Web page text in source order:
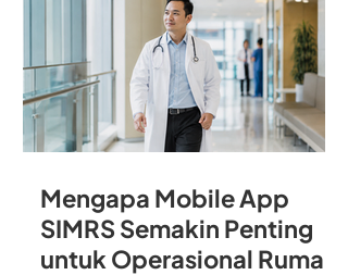
Mengapa Mobile App
SIMRS Semakin Penting
untuk Operasional Rumah